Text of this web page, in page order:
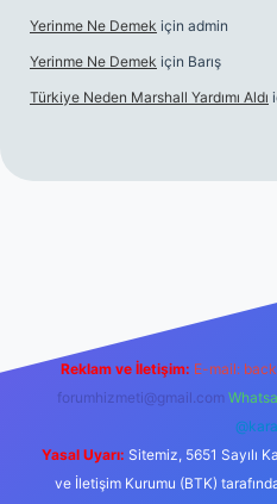
Yerinme Ne Demek için admin
Yerinme Ne Demek için Barış
Türkiye Neden Marshall Yardımı Aldı
Reklam ve İletişim: E-mail:
forumhizmeti@gmail.com
Yasal Uyarı: Sitemiz, 5651 Sayılı
ve İletişim Kurumu (BTK)